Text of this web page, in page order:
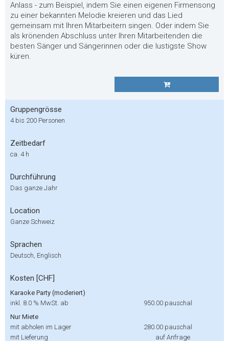
Anlass - zum Beispiel, indem Sie einen eigenen Firmensong
zu einer bekannten Melodie kreieren und das Lied
gemeinsam mit Ihren Mitarbeitern singen. Oder indem Sie
als krönenden Abschluss unter Ihren Mitarbeitenden die
besten Sänger und Sängerinnen oder die lustigste Show
küren.
Gruppengrösse
4 bis 200 Personen
Zeitbedarf
ca. 4 h
Durchführung
Das ganze Jahr
Location
Ganze Schweiz
Sprachen
Deutsch, Englisch
Kosten [CHF]
Karaoke Party (moderiert)
inkl. 8.0 % MwSt. ab
950.00 pauschal
Nur Miete
mit abholen im Lager
280.00 pauschal
mit Lieferung
auf Anfrage